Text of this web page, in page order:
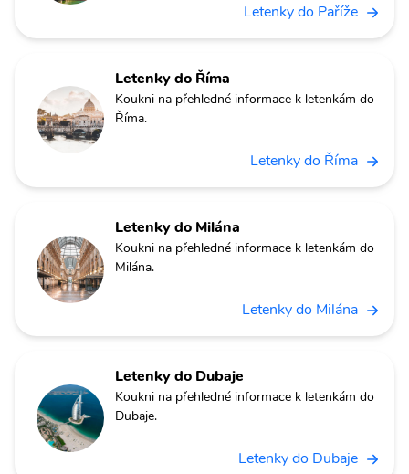
Letenky do Paříže
Letenky do Říma
Koukni na přehledné informace k letenkám do
Říma.
Letenky do Říma
Letenky do Milána
Koukni na přehledné informace k letenkám do
Milána.
Letenky do Milána
Letenky do Dubaje
Koukni na přehledné informace k letenkám do
Dubaje.
Letenky do Dubaje